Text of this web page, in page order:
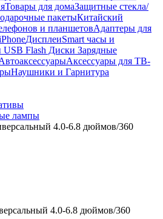
Товары для домаЗащитные стекла/
пакетыКитайский
и планшетовАдаптеры для
ДисплеиSmart часы и
Flash Диски Зарядные
Аксессуары для ТВ-
Наушники и Гарнитура
лампы
4.0-6.8 дюймов/360
4.0-6.8 дюймов/360